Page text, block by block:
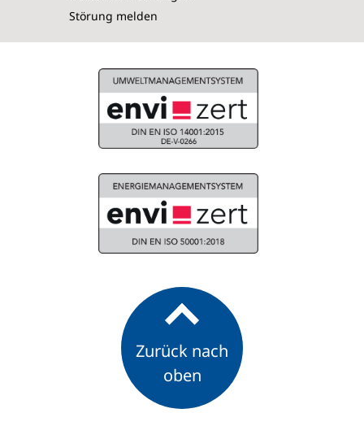
Störung melden
Zurück nach
oben